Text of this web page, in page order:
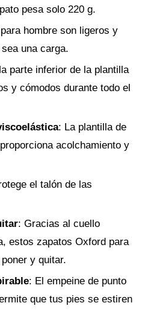
pesa solo 220 g.
hombre son ligeros y
una carga.
parte inferior de la plantilla
y cómodos durante todo el
: La plantilla de
acolchamiento y
el talón de las
: Gracias al cuello
estos zapatos Oxford para
y quitar.
: El empeine de punto
que tus pies se estiren